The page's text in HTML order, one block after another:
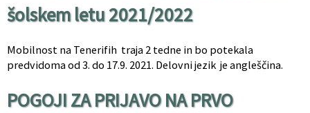
šolskem letu 2021/2022
Mobilnost na Tenerifih traja 2 tedne in bo potekala
predvidoma od 3. do 17.9. 2021. Delovni jezik je angleščina.
POGOJI ZA PRIJAVO NA PRVO